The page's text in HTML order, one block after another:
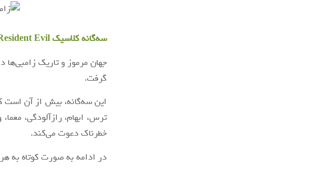
سه‌گانه کلاسیک Resident Evil (شیطان مقیم)
جهان مرموز و تاریک زامبی‌ها
گرفت.
این سه‌گانه، بیش از آن
ترس، ابهام، رازآلودگی،
خطرناک دعوت می‌کند.
در ادامه به صورت کوتاه به